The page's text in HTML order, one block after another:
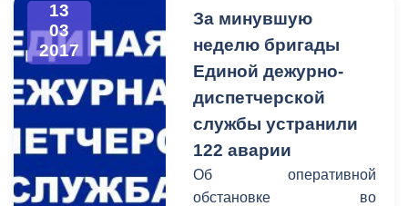
обновленному
трамвайному вагону.
13
03
2017
За минувшую
неделю бригады
Единой дежурно-
диспетчерской
службы устранили
122 аварии
Об оперативной
обстановке во